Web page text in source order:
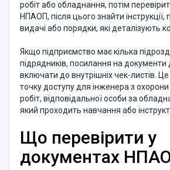
робіт або обладнання, потім
НПАОП, після цього знайти
видачі або порядки, які деталізують
Якщо підприємство має кілька
підрядників, посилання на документи
включати до внутрішніх чек-листів.
точку доступу для інженера з охорони
робіт, відповідальної особи за
який проходить навчання або
Що перевірити у
документах